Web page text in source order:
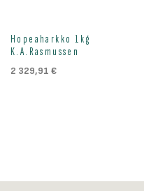
Hopeaharkko 1kg
K.A.Rasmussen
2 329,91 €